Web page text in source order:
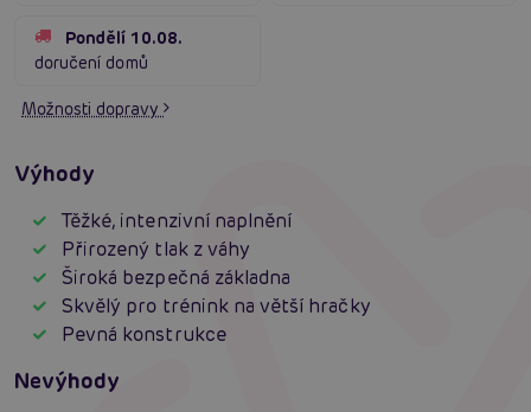
Pondělí 10.08.
doručení domů
Možnosti dopravy
Výhody
Těžké, intenzivní naplnění
Přirozený tlak z váhy
Široká bezpečná základna
Skvělý pro trénink na větší hračky
Pevná konstrukce
Nevýhody